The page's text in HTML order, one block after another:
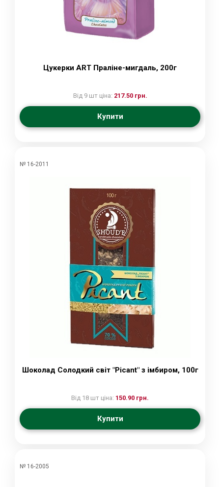
Цукерки ART Праліне-мигдаль, 200г
Від 9 шт ціна: 217.50 грн.
Купити
№ 16-2011
Шоколад Солодкий світ "Picant" з імбиром, 100г
Від 18 шт ціна: 150.90 грн.
Купити
№ 16-2005